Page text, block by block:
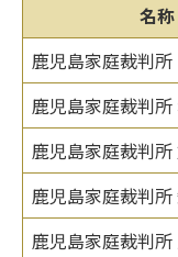
名称
鹿児島家庭裁判所
鹿児島家庭裁判
鹿児島家庭裁判
鹿児島家庭裁判
鹿児島家庭裁判